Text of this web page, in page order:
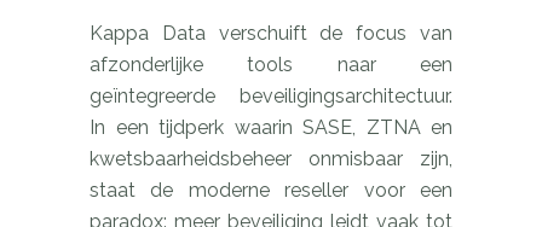
Kappa Data verschuift de focus van
afzonderlijke tools naar een
geïntegreerde beveiligingsarchitectuur.
In een tijdperk waarin SASE, ZTNA en
kwetsbaarheidsbeheer onmisbaar zijn,
staat de moderne reseller voor een
paradox: meer beveiliging leidt vaak tot